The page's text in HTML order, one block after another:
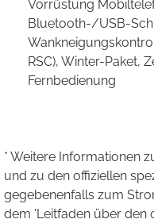
Vorrüstung
Bluetooth-/USB-
RSC), Winter-Paket,
Fernbedienung
* Weitere Informationen
und zu den offiziellen
gegebenenfalls zum
dem 'Leitfaden über den